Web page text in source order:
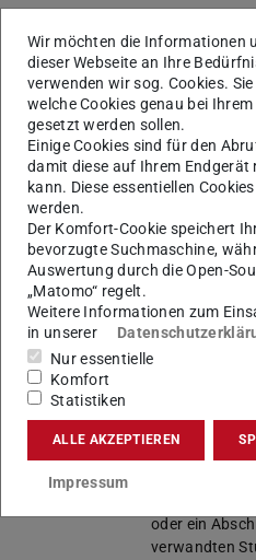
Allgemeine
Bewerbung
Semester 4
Sprache
Deutsch. Es
lesen und zu
Studienbeginn
Praktikum ---
Zulassung
sind:
oder ein
verwandten
Wir möchten die Informationen
dieser Webseite an Ihre
verwenden wir sog. Cookies.
welche Cookies genau bei
gesetzt werden sollen.
Einige Cookies sind für den
damit diese auf Ihrem Endgerät
kann. Diese essentiellen
werden.
Der Komfort-Cookie speichert
bevorzugte Suchmaschine,
Auswertung durch die Open-
„Matomo“ regelt.
Weitere Informationen zum
in unserer
Nur essentielle
Komfort
Statistiken
ALLE AKZEPTIEREN
Impressum